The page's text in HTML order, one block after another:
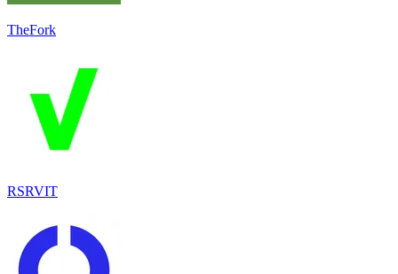
TheFork
RSRVIT